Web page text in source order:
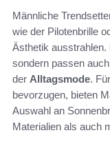
Männliche
wie der Pilotenbrille
Ästhetik ausstrahlen.
sondern passen
der Alltagsmode.
bevorzugen, bieten
Auswahl an
Materialien als auch